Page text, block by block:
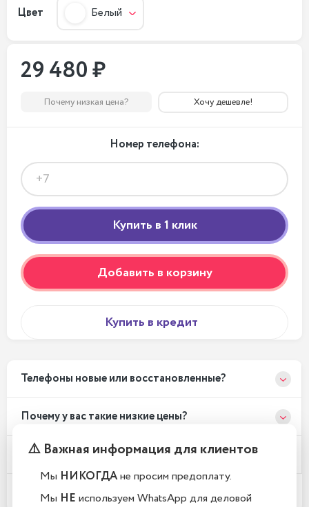
Цвет Белый
29 480 ₽
Почему низкая цена? Хочу дешевле!
Номер телефона:
Добавить в корзину
Купить в кредит
Телефоны новые или восстановленные?
Почему у вас такие низкие цены?
Где находится Ваш магазин?
Какой срок гарантии?
⚠️ Важная информация для клиентов
Мы НИКОГДАне просим предоплату.
Мы НЕ используем WhatsApp для деловой